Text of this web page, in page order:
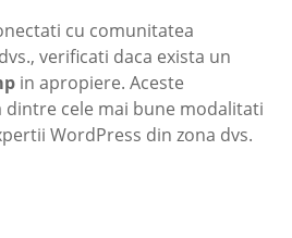
cu comunitatea
verificati daca exista un
in apropiere. Aceste
dintre cele mai bune modalitati
WordPress din zona dvs.